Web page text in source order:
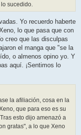
sucedido.
Yo recuerdo haberte
lo que pasa que con
creo que las disculpas
el manga que "se la
o almenos opino yo. Y
aquí. ¡Sentimos lo
la afiliación, cosa en la
que para eso es su
esto dijo amenazó a
gratas", a lo que Xeno